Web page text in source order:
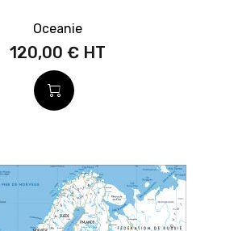
Oceanie
120,00 €